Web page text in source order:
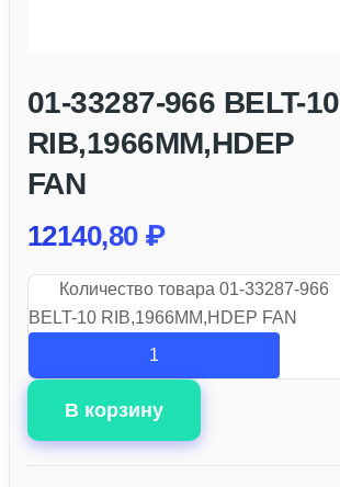
01-33287-966 BELT-10
RIB,1966MM,HDEP
FAN
12140,80 ₽
Количество товара 01-33287-966
BELT-10 RIB,1966MM,HDEP FAN
В корзину